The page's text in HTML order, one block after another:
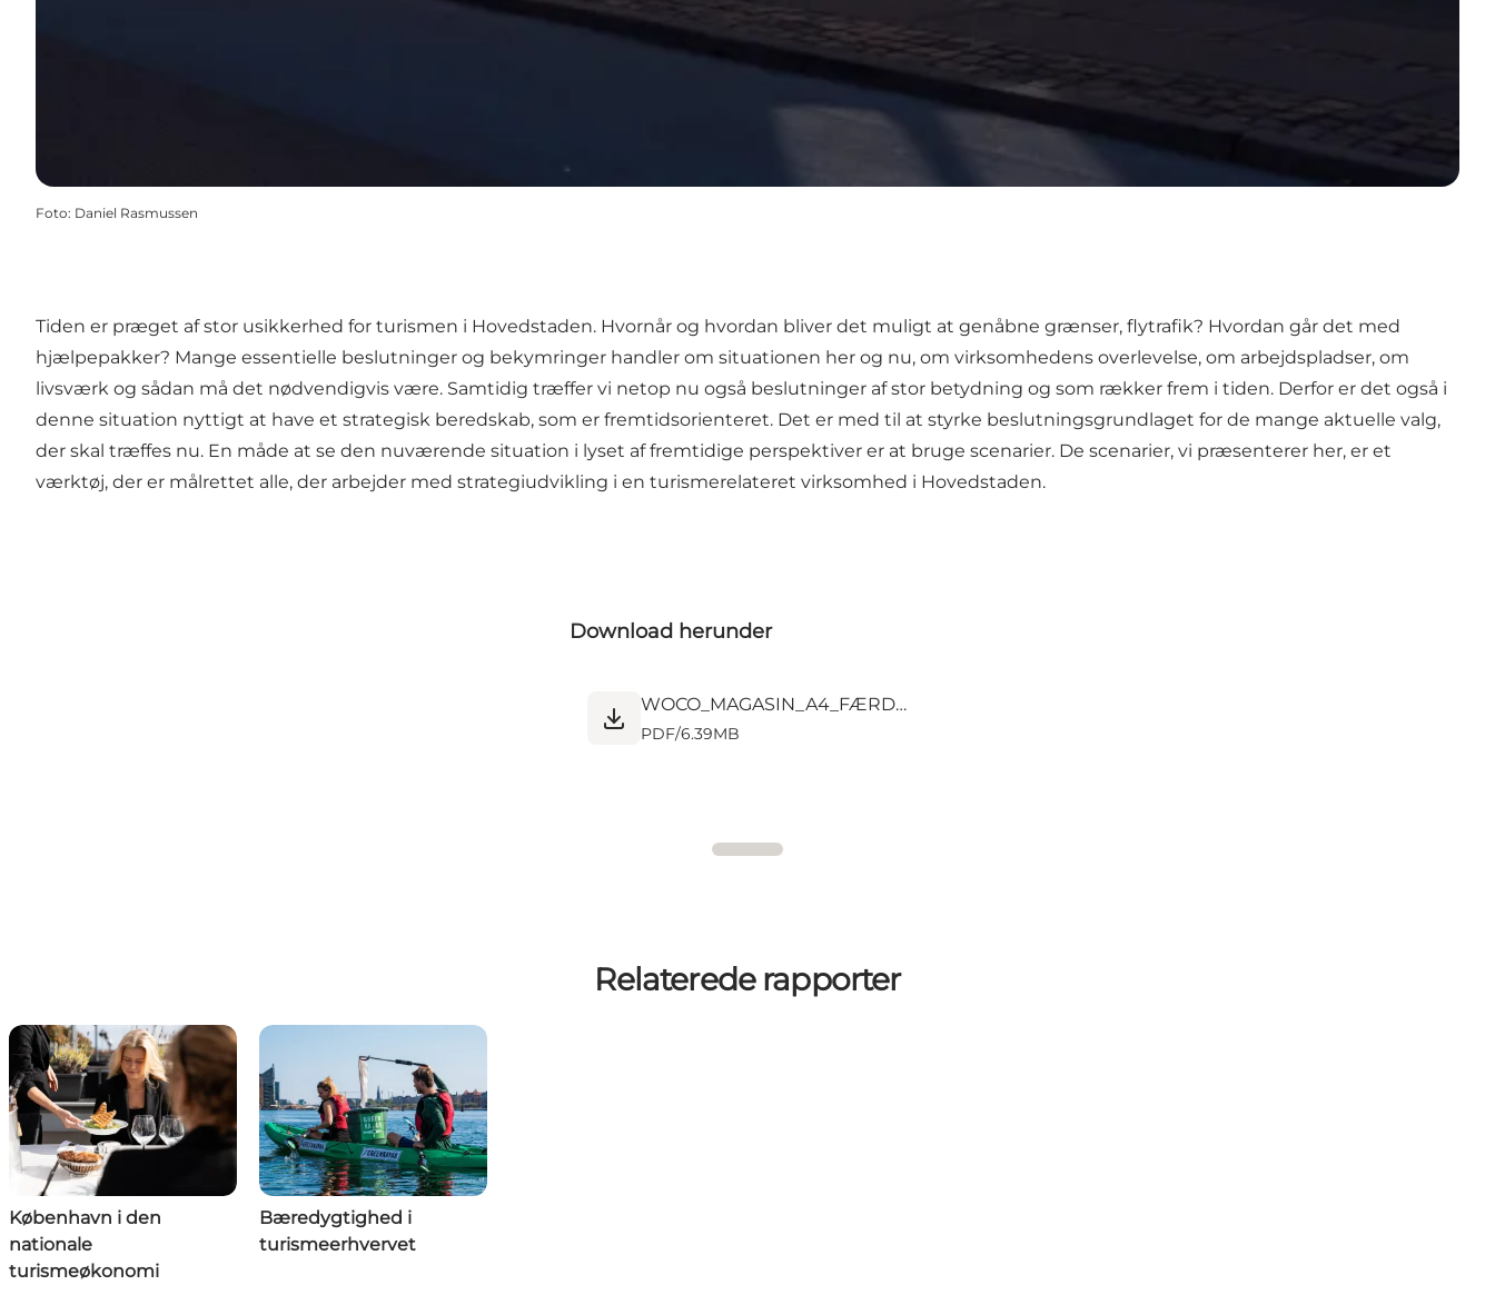
Foto: Daniel Rasmussen
Tiden er præget af stor usikkerhed for turismen i Hovedstaden. Hvornår og hvordan bliver det muligt at genåbne grænser, flytrafik? Hvordan går det med
hjælpepakker? Mange essentielle beslutninger og bekymringer handler om situationen her og nu, om virksomhedens overlevelse, om arbejdspladser, om
livsværk og sådan må det nødvendigvis være. Samtidig træffer vi netop nu også beslutninger af stor betydning og som rækker frem i tiden. Derfor er det også i
denne situation nyttigt at have et strategisk beredskab, som er fremtidsorienteret. Det er med til at styrke beslutningsgrundlaget for de mange aktuelle valg,
der skal træffes nu. En måde at se den nuværende situation i lyset af fremtidige perspektiver er at bruge scenarier. De scenarier, vi præsenterer her, er et
værktøj, der er målrettet alle, der arbejder med strategiudvikling i en turismerelateret virksomhed i Hovedstaden.
Download herunder
WOCO_MAGASIN_A4_FÆRDIG_ENDELIG.pdf
PDF/6.39MB
Relaterede rapporter
København i den
nationale
turismeøkonomi
Bæredygtighed i
turismeerhvervet